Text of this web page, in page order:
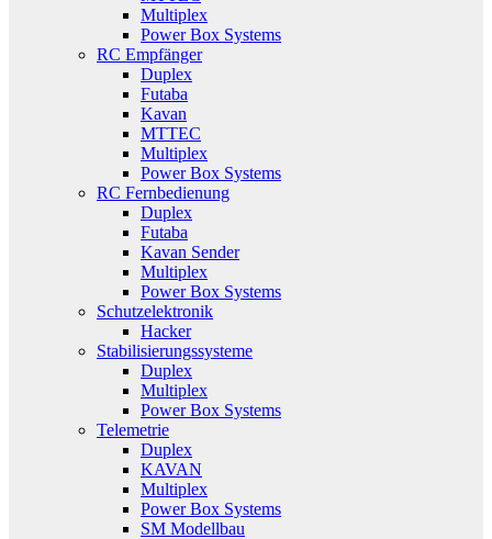
Multiplex
Power Box Systems
RC Empfänger
Duplex
Futaba
Kavan
MTTEC
Multiplex
Power Box Systems
RC Fernbedienung
Duplex
Futaba
Kavan Sender
Multiplex
Power Box Systems
Schutzelektronik
Hacker
Stabilisierungssysteme
Duplex
Multiplex
Power Box Systems
Telemetrie
Duplex
KAVAN
Multiplex
Power Box Systems
SM Modellbau